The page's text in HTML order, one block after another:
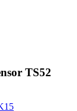
TS52